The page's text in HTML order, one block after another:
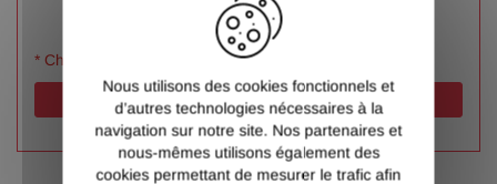
* Champs obligatoires
Valider
Nous utilisons des cookies fonctionnels et
d’autres technologies nécessaires à la
navigation sur notre site. Nos partenaires et
nous-mêmes utilisons également des
cookies permettant de mesurer le trafic afin